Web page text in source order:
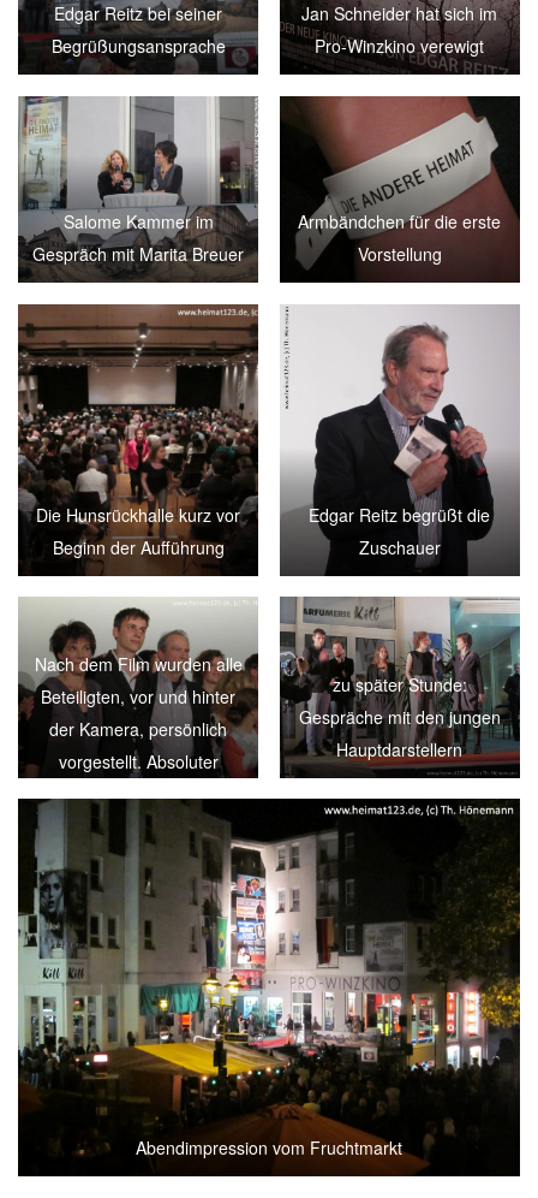
Edgar Reitz bei seiner
Begrüßungsansprache
Jan Schneider hat sich im
Pro-Winzkino verewigt
Salome Kammer im
Gespräch mit Marita Breuer
Armbändchen für die erste
Vorstellung
Die Hunsrückhalle kurz vor
Beginn der Aufführung
Edgar Reitz begrüßt die
Zuschauer
Nach dem Film wurden alle
Beteiligten, vor und hinter
der Kamera, persönlich
vorgestellt. Absoluter
Höhepunkt: Jan Schneider.
zu später Stunde:
Gespräche mit den jungen
Hauptdarstellern
Abendimpression vom Fruchtmarkt